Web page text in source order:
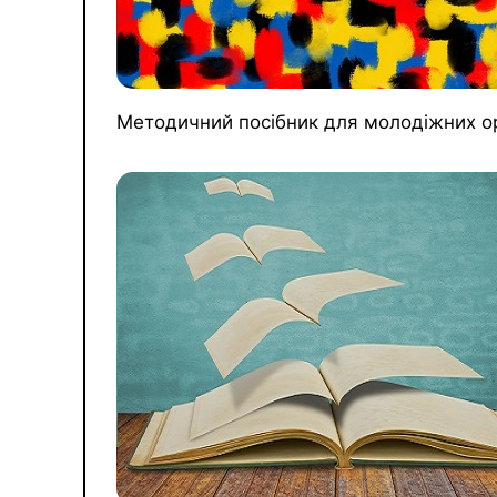
Методичний посібник для молодіжних